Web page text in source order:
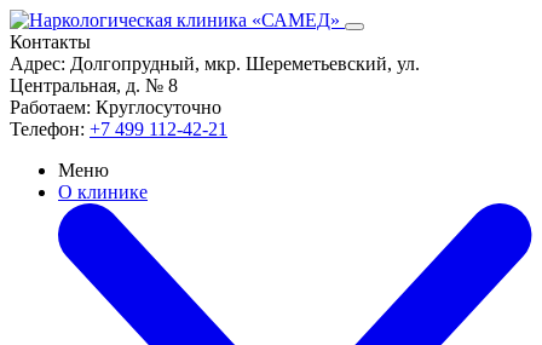
Контакты
Адрес: Долгопрудный, мкр. Шереметьевский, ул.
Центральная, д. № 8
Работаем: Круглосуточно
Телефон: +7 499 112-42-21
Меню
О клинике